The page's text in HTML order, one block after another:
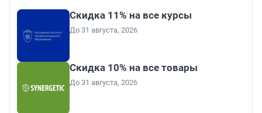
Скидка 11% на все курсы
До 31 августа, 2026
Скидка 10% на все товары
До 31 августа, 2026